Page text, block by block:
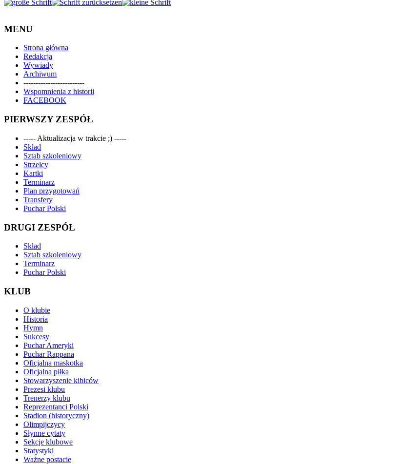
MENU
Strona główna
Redakcja
Wywiady
Archiwum
-------------------------
Wspomnienia z historii
FACEBOOK
PIERWSZY ZESPÓŁ
----- Aktualizacja w trakcie ;) -----
Skład
Sztab szkoleniowy
Strzelcy
Kartki
Terminarz
Plan przygotowań
Transfery
Puchar Polski
DRUGI ZESPÓŁ
Skład
Sztab szkoleniowy
Terminarz
Puchar Polski
KLUB
O klubie
Historia
Hymn
Sukcesy
Puchar Ameryki
Puchar Rappana
Oficjalna maskotka
Oficjalna piłka
Stowarzyszenie kibiców
Prezesi klubu
Trenerzy klubu
Reprezentanci Polski
Stadion (historyczny)
Olimpijczycy
Słynne cytaty
Sekcje klubowe
Statystyki
Ważne postacie